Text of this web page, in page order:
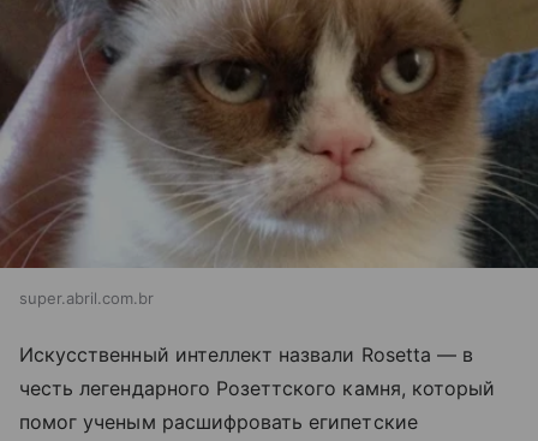
super.abril.com.br
Искусственный интеллект назвали Rosetta — в
честь легендарного Розеттского камня, который
помог ученым расшифровать египетские